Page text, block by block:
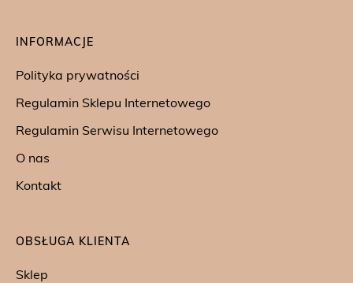
INFORMACJE
Polityka prywatności
Regulamin Sklepu Internetowego
Regulamin Serwisu Internetowego
O nas
Kontakt
OBSŁUGA KLIENTA
Sklep